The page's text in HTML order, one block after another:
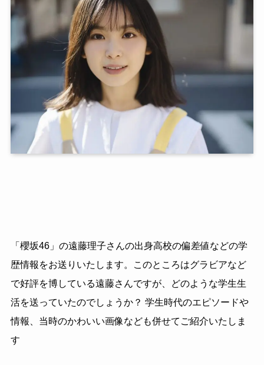
「櫻坂46」の遠藤理子さんの出身高校の偏差値などの学
歴情報をお送りいたします。このところはグラビアなど
で好評を博している遠藤さんですが、どのような学生生
活を送っていたのでしょうか？ 学生時代のエピソードや
情報、当時のかわいい画像なども併せてご紹介いたしま
す